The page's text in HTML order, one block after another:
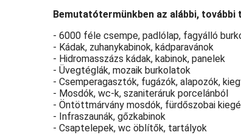
Bemutatótermünkben az alábbi,
- 6000 féle csempe, padlólap, fagyálló
- Kádak, zuhanykabinok, kádparavánok
- Hidromasszázs kádak, kabinok, panelek
- Üvegtéglák, mozaik burkolatok
- Csemperagasztók, fugázók, alapozók,
- Mosdók, wc-k, szaniteráruk porcelánból
- Öntöttmárvány mosdók, fürdőszobai
- Infraszaunák, gőzkabinok
- Csaptelepek, wc öblítők, tartályok